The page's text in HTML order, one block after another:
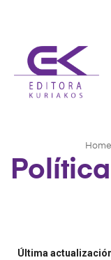
Home
Última